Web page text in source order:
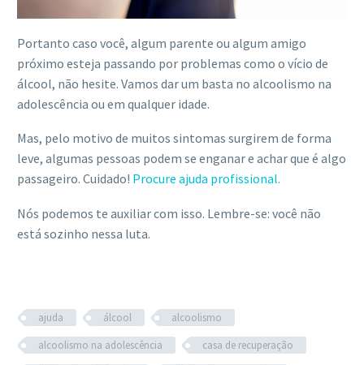
Portanto caso você, algum parente ou algum amigo
próximo esteja passando por problemas como o vício de
álcool, não hesite. Vamos dar um basta no alcoolismo na
adolescência ou em qualquer idade.
Mas, pelo motivo de muitos sintomas surgirem de forma
leve, algumas pessoas podem se enganar e achar que é algo
passageiro. Cuidado! Procure ajuda profissional.
Nós podemos te auxiliar com isso. Lembre-se: você não
está sozinho nessa luta.
ajuda álcool
alcoolismo
alcoolismo na adolescência
casa de recuperação